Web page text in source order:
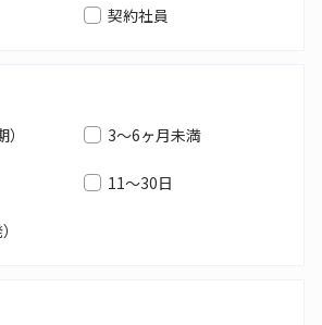
契約社員
3～6ヶ月未満
11～30日